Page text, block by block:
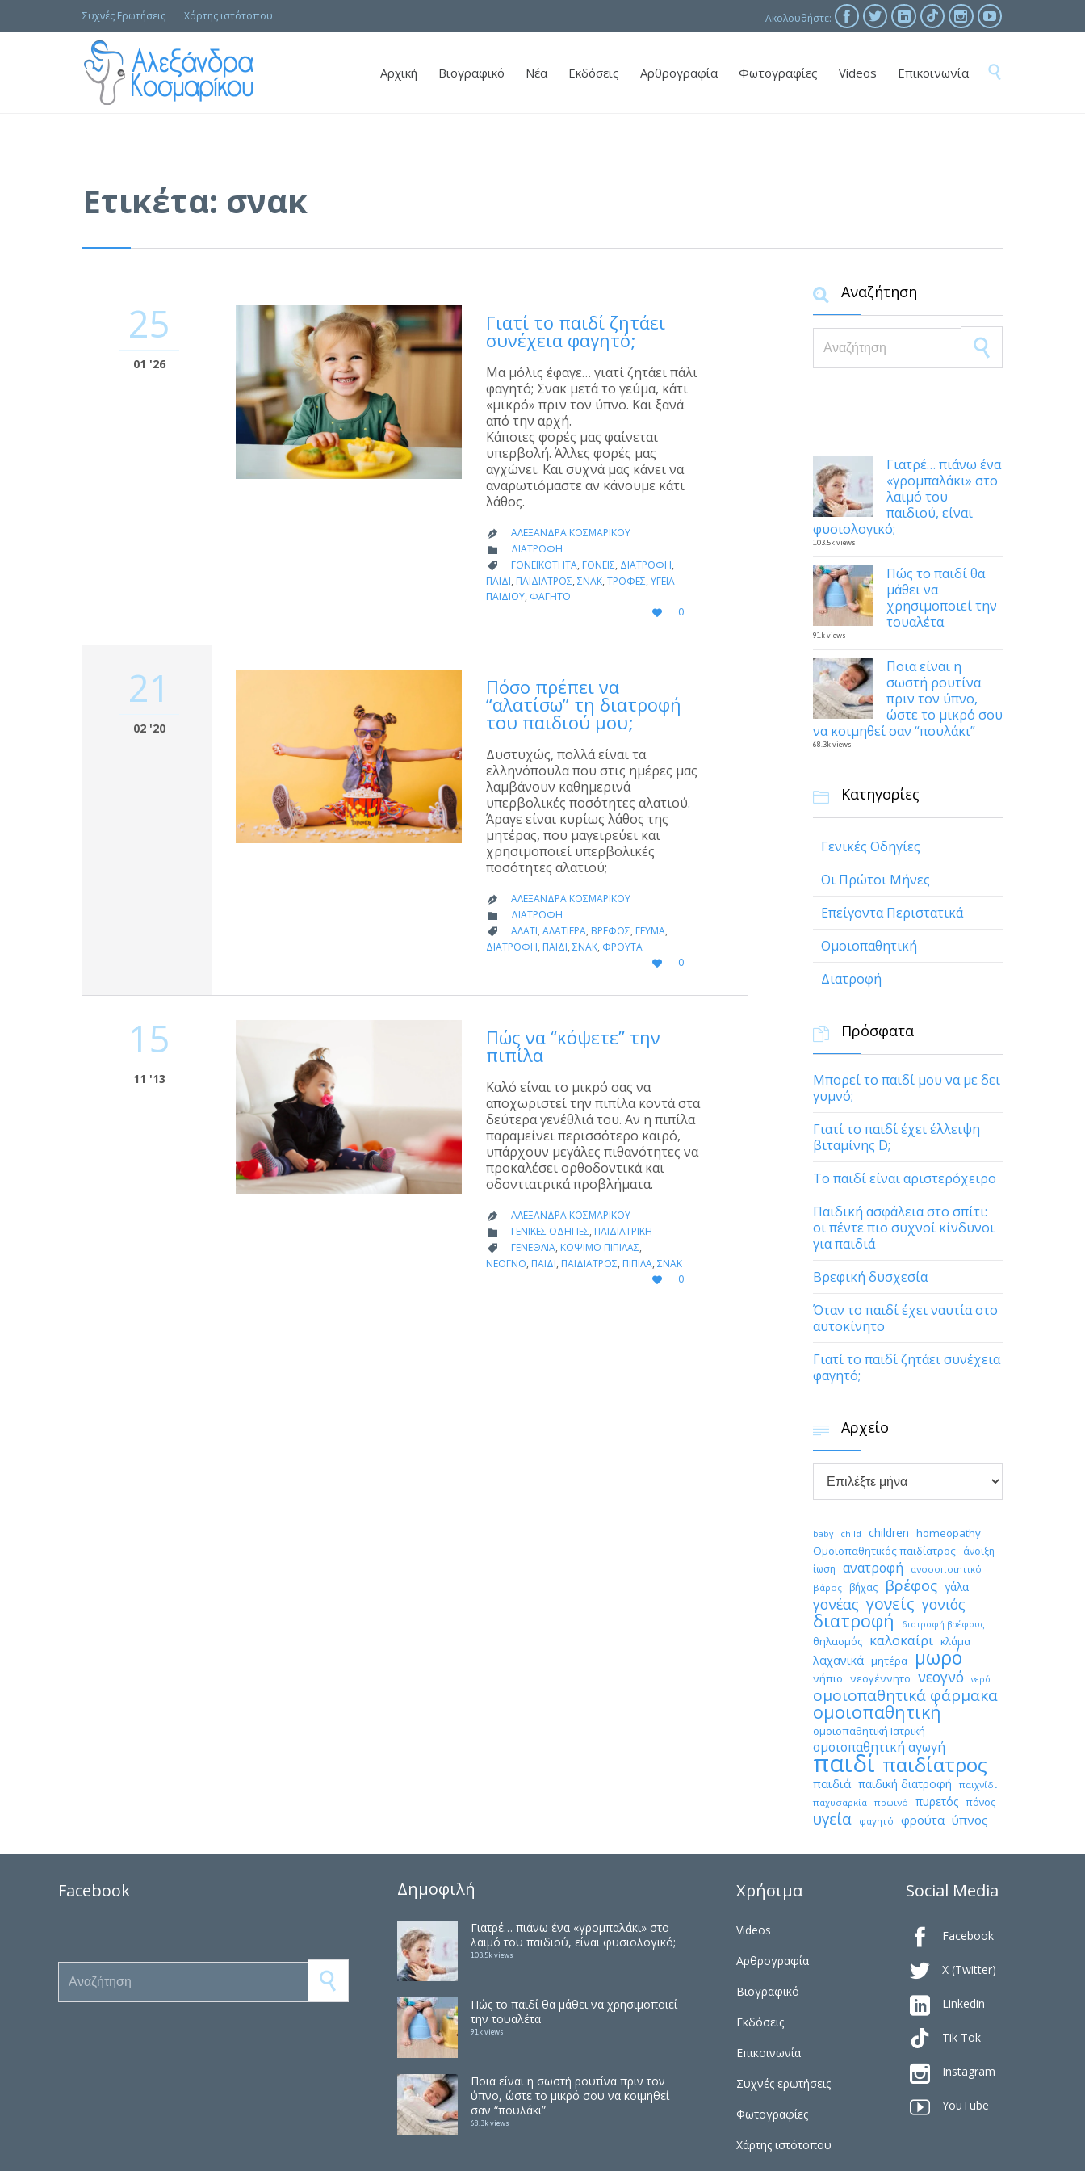
Συχνές Ερωτήσεις Χάρτης ιστότοπου Ακολουθήστε:     
Skip
to
Αρχική Βιογραφικό Νέα Εκδόσεις Αρθρογραφία Φωτογραφίες Videos Επικοινωνία 
Ετικέτα: σνακ
25
01 '26
Γιατί το παιδί ζητάει
συνέχεια φαγητό;
Μα μόλις έφαγε… γιατί ζητάει πάλι
φαγητό; Σνακ μετά το γεύμα, κάτι
«μικρό» πριν τον ύπνο. Και ξανά
από την αρχή.
Κάποιες φορές μας φαίνεται
υπερβολή. Άλλες φορές μας
αγχώνει. Και συχνά μας κάνει να
αναρωτιόμαστε αν κάνουμε κάτι
λάθος.
 ΑΛΕΞΆΝΔΡΑ ΚΟΣΜΑΡΊΚΟΥ
 CATEGORY
ΔΙΑΤΡΟΦΉ
 CATEGORY
ΓΟΝΕΪΚΌΤΗΤΑ, ΓΟΝΕΊΣ, ΔΙΑΤΡΟΦΉ,
ΠΑΙΔΊ, ΠΑΙΔΊΑΤΡΟΣ, ΣΝΑΚ, ΤΡΟΦΈΣ, ΥΓΕΊΑ
ΠΑΙΔΙΟΎ, ΦΑΓΗΤΌ

LOVE
IT
0
21
02 '20
Πόσο πρέπει να
“αλατίσω” τη διατροφή
του παιδιού μου;
Δυστυχώς, πολλά είναι τα
ελληνόπουλα που στις ημέρες μας
λαμβάνουν καθημερινά
υπερβολικές ποσότητες αλατιού.
Άραγε είναι κυρίως λάθος της
μητέρας, που μαγειρεύει και
χρησιμοποιεί υπερβολικές
ποσότητες αλατιού;
 ΑΛΕΞΆΝΔΡΑ ΚΟΣΜΑΡΊΚΟΥ
 CATEGORY
ΔΙΑΤΡΟΦΉ
 CATEGORY
ΑΛΆΤΙ, ΑΛΑΤΙΈΡΑ, ΒΡΈΦΟΣ, ΓΕΎΜΑ,
ΔΙΑΤΡΟΦΉ, ΠΑΙΔΊ, ΣΝΑΚ, ΦΡΟΎΤΑ

LOVE
IT
0
15
11 '13
Πώς να “κόψετε” την
πιπίλα
Καλό είναι το μικρό σας να
αποχωριστεί την πιπίλα κοντά στα
δεύτερα γενέθλιά του. Αν η πιπίλα
παραμείνει περισσότερο καιρό,
υπάρχουν μεγάλες πιθανότητες να
προκαλέσει ορθοδοντικά και
οδοντιατρικά προβλήματα.
 ΑΛΕΞΆΝΔΡΑ ΚΟΣΜΑΡΊΚΟΥ
 CATEGORY
ΓΕΝΙΚΈΣ ΟΔΗΓΊΕΣ, ΠΑΙΔΙΑΤΡΙΚΉ
 CATEGORY
ΓΕΝΈΘΛΙΑ, ΚΌΨΙΜΟ ΠΙΠΊΛΑΣ,
ΝΕΟΓΝΌ, ΠΑΙΔΊ, ΠΑΙΔΊΑΤΡΟΣ, ΠΙΠΊΛΑ, ΣΝΑΚ

LOVE
IT
0
 Αναζήτηση
Γιατρέ… πιάνω ένα
«γρομπαλάκι» στο
λαιμό του
παιδιού, είναι
φυσιολογικό;
103.5k views
Πώς το παιδί θα
μάθει να
χρησιμοποιεί την
τουαλέτα
91k views
Ποια είναι η
σωστή ρουτίνα
πριν τον ύπνο,
ώστε το μικρό σου
να κοιμηθεί σαν “πουλάκι”
68.3k views
 Κατηγορίες
Γενικές Οδηγίες
Οι Πρώτοι Μήνες
Επείγοντα Περιστατικά
Ομοιοπαθητική
Διατροφή
 Πρόσφατα
Μπορεί το παιδί μου να με δει
γυμνό;
Γιατί το παιδί έχει έλλειψη
βιταμίνης D;
Το παιδί είναι αριστερόχειρο
Παιδική ασφάλεια στο σπίτι:
οι πέντε πιο συχνοί κίνδυνοι
για παιδιά
Βρεφική δυσχεσία
Όταν το παιδί έχει ναυτία στο
αυτοκίνητο
Γιατί το παιδί ζητάει συνέχεια
φαγητό;
 Αρχείο
Αρχείο
baby child children homeopathy
Ομοιοπαθητικός παιδίατρος άνοιξη
ίωση ανατροφή
ανοσοποιητικό
βάρος
βήχας βρέφος γάλα
γονέας γονείς γονιός
διατροφή διατροφή βρέφους
θηλασμός καλοκαίρι κλάμα
λαχανικά μητέρα μωρό
νήπιο νεογέννητο νεογνό νερό
ομοιοπαθητικά φάρμακα
ομοιοπαθητική
ομοιοπαθητική Ιατρική
ομοιοπαθητική αγωγή
παιδί παιδίατρος
παιδιά παιδική διατροφή
παιχνίδι
παχυσαρκία πρωινό πυρετός πόνος
υγεία φαγητό φρούτα ύπνος
Facebook
Search for:
Δημοφιλή
Γιατρέ… πιάνω ένα «γρομπαλάκι» στο
λαιμό του παιδιού, είναι φυσιολογικό;
103.5k views
Πώς το παιδί θα μάθει να χρησιμοποιεί
την τουαλέτα
91k views
Ποια είναι η σωστή ρουτίνα πριν τον
ύπνο, ώστε το μικρό σου να κοιμηθεί
σαν “πουλάκι”
68.3k views
Χρήσιμα
Videos
Αρθρογραφία
Βιογραφικό
Εκδόσεις
Επικοινωνία
Συχνές ερωτήσεις
Φωτογραφίες
Χάρτης ιστότοπου
Social Media
 Facebook
 X (Twitter)
 Linkedin
Tik Tok
 Instagram
 YouTube